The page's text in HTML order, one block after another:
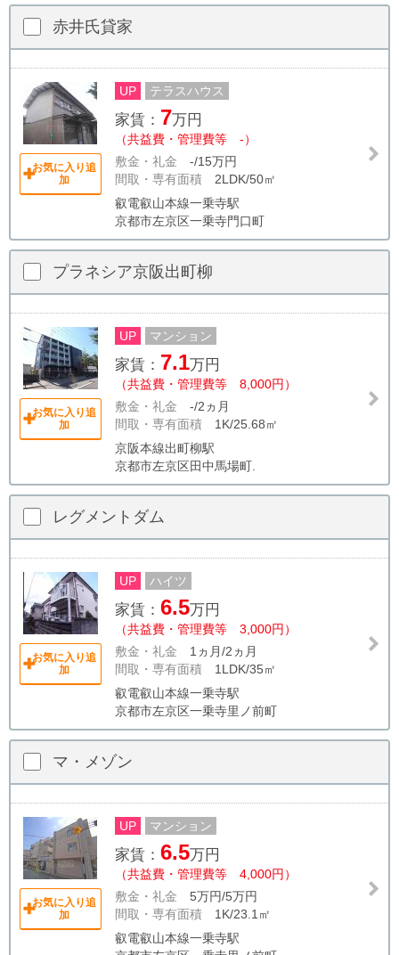
赤井氏貸家
お気に入り追
加
UP テラスハウス
家賃： 7万円
（共益費・管理費等 -）
敷金・礼金 -/15万円
間取・専有面積 2LDK/50㎡
叡電叡山本線一乗寺駅
京都市左京区一乗寺門口町
プラネシア京阪出町柳
お気に入り追
加
UP マンション
家賃： 7.1万円
（共益費・管理費等 8,000円）
敷金・礼金 -/2ヵ月
間取・専有面積 1K/25.68㎡
京阪本線出町柳駅
京都市左京区田中馬場町.
レグメントダム
お気に入り追
加
UP ハイツ
家賃： 6.5万円
（共益費・管理費等 3,000円）
敷金・礼金 1ヵ月/2ヵ月
間取・専有面積 1LDK/35㎡
叡電叡山本線一乗寺駅
京都市左京区一乗寺里ノ前町
マ・メゾン
お気に入り追
加
UP マンション
家賃： 6.5万円
（共益費・管理費等 4,000円）
敷金・礼金 5万円/5万円
間取・専有面積 1K/23.1㎡
叡電叡山本線一乗寺駅